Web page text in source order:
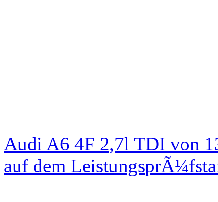
Audi A6 4F 2,7l TDI von
auf dem